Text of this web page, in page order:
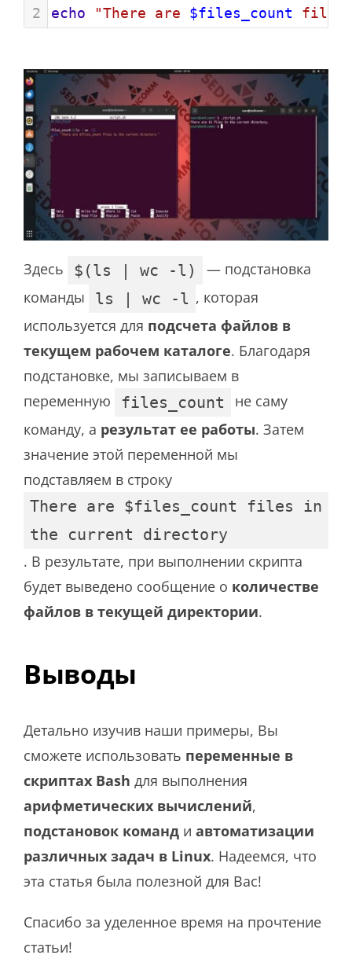
2
echo "There are $files_count files
Здесь $(ls | wc -l)
— подстановка
команды
ls | wc -l , которая
используется для подсчета файлов в
текущем рабочем каталоге. Благодаря
подстановке, мы записываем в
переменную
files_count
не саму
команду, а результат ее работы. Затем
значение этой переменной мы
подставляем в строку
There are $files_count files in
the current directory
. В результате, при выполнении скрипта
будет выведено сообщение о количестве
файлов в текущей директории.
Выводы
Детально изучив наши примеры, Вы
сможете использовать переменные в
скриптах Bash для выполнения
арифметических вычислений,
подстановок команд и автоматизации
различных задач в Linux. Надеемся, что
эта статья была полезной для Вас!
Спасибо за уделенное время на прочтение
статьи!